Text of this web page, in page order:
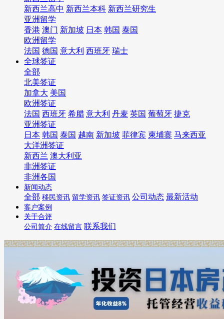
新西兰高中 新西兰本科 新西兰研究生
亚洲留学
香港 澳门 新加坡 日本 韩国 泰国
欧洲留学
法国 德国 意大利 西班牙 瑞士
全球签证
全部
北美签证
加拿大 美国
欧洲签证
法国 西班牙 希腊 意大利 丹麦 英国 葡萄牙 捷克
亚洲签证
日本 韩国 泰国 越南 新加坡 菲律宾 柬埔寨 马来西亚
大洋洲签证
新西兰 澳大利亚
非洲签证
非洲各国
新闻动态
全部 移民资讯 留学资讯 签证资讯 公司动态 最新活动
客户案例
关于合评
公司简介 在线留言 联系我们